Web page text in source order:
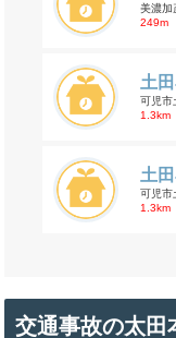
美濃加
249m
土
可児市
1.3km
土
可児市
1.3km
交通事故の太田